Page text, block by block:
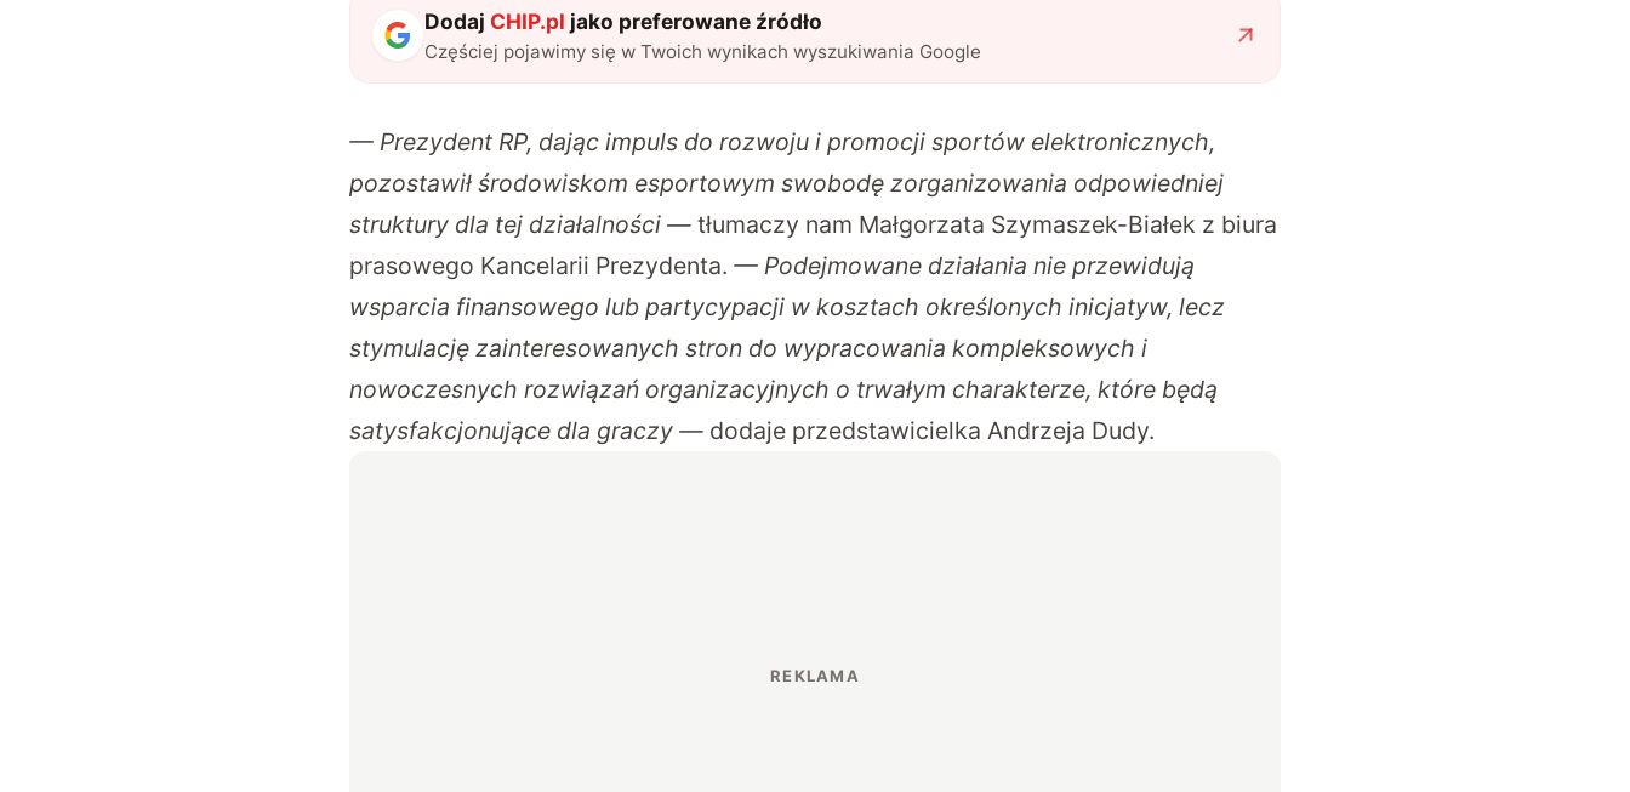
Dodaj CHIP.pl jako preferowane źródło
Częściej pojawimy się w Twoich wynikach wyszukiwania Google
— Prezydent RP, dając impuls do rozwoju i promocji sportów elektronicznych,
pozostawił środowiskom esportowym swobodę zorganizowania odpowiedniej
struktury dla tej działalności — tłumaczy nam Małgorzata Szymaszek-Białek z biura
prasowego Kancelarii Prezydenta. — Podejmowane działania nie przewidują
wsparcia finansowego lub partycypacji w kosztach określonych inicjatyw, lecz
stymulację zainteresowanych stron do wypracowania kompleksowych i
nowoczesnych rozwiązań organizacyjnych o trwałym charakterze, które będą
satysfakcjonujące dla graczy — dodaje przedstawicielka Andrzeja Dudy.